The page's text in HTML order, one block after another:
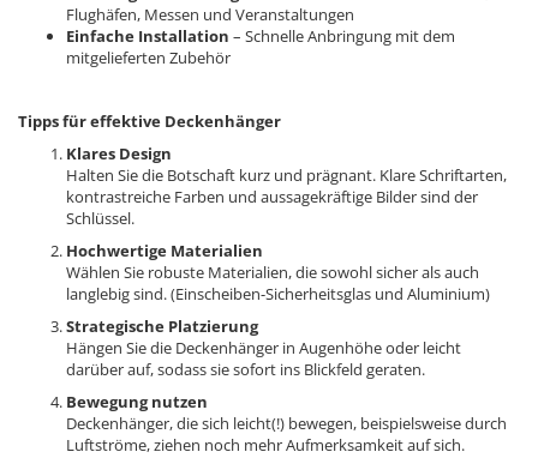
Flughäfen, Messen und Veranstaltungen
Einfache Installation – Schnelle Anbringung mit dem
mitgelieferten Zubehör
Tipps für effektive Deckenhänger
Klares Design
Halten Sie die Botschaft kurz und prägnant. Klare Schriftarten,
kontrastreiche Farben und aussagekräftige Bilder sind der
Schlüssel.
Hochwertige Materialien
Wählen Sie robuste Materialien, die sowohl sicher als auch
langlebig sind. (Einscheiben-Sicherheitsglas und Aluminium)
Strategische Platzierung
Hängen Sie die Deckenhänger in Augenhöhe oder leicht
darüber auf, sodass sie sofort ins Blickfeld geraten.
Bewegung nutzen
Deckenhänger, die sich leicht(!) bewegen, beispielsweise durch
Luftströme, ziehen noch mehr Aufmerksamkeit auf sich.